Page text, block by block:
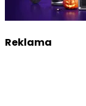
Reklama